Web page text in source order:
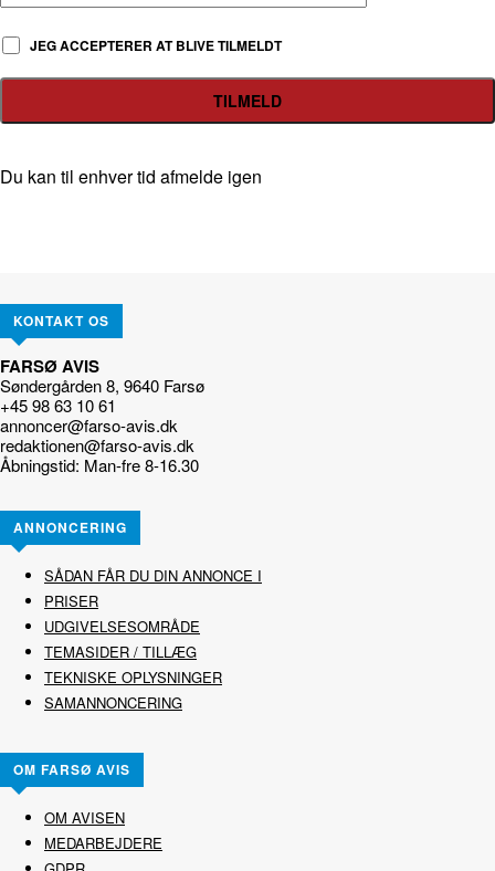
JEG ACCEPTERER AT BLIVE TILMELDT
Du kan til enhver tid afmelde igen
KONTAKT OS
FARSØ AVIS
Søndergården 8, 9640 Farsø
+45 98 63 10 61
annoncer@farso-avis.dk
redaktionen@farso-avis.dk
Åbningstid: Man-fre 8-16.30
ANNONCERING
SÅDAN FÅR DU DIN ANNONCE I
PRISER
UDGIVELSESOMRÅDE
TEMASIDER / TILLÆG
TEKNISKE OPLYSNINGER
SAMANNONCERING
OM FARSØ AVIS
OM AVISEN
MEDARBEJDERE